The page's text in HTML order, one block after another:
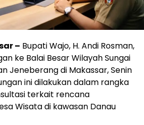
– Bupati Wajo, H. Andi Rosman,
ke Balai Besar Wilayah Sungai
Jeneberang di Makassar, Senin
ini dilakukan dalam rangka
terkait rencana
Wisata di kawasan Danau